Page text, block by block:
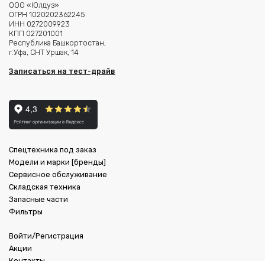
ООО «Юлдуз»
ОГРН 1020202362245
ИНН 0272009923
КПП 027201001
Республика Башкортостан,
г.Уфа, СНТ Уршак, 14
Записаться на тест-драйв
Спецтехника под заказ
Модели и марки [бренды]
Сервисное обслуживание
Складская техника
Запасные части
Фильтры
Войти/Регистрация
Акции